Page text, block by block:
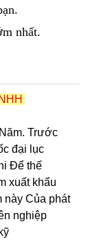
nhất.
Trước
đại lục
Để thế
xuất khẩu
này Của phát
nghiệp